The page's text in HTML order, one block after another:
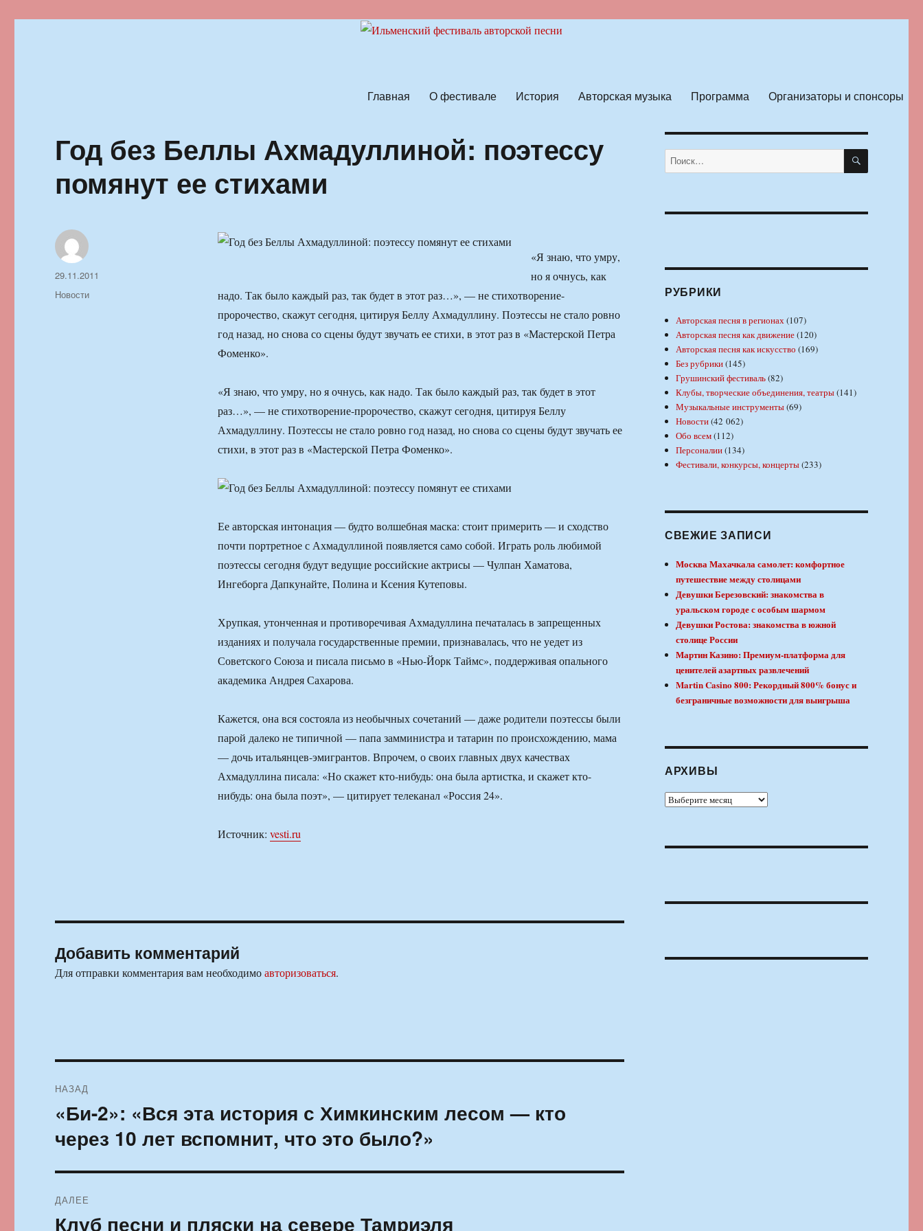
Главная О фестивале История Авторская музыка Программа Организаторы и спонсоры
Год без Беллы Ахмадуллиной: поэтессу
помянут ее стихами
«Я знаю, что умру,
но я очнусь, как
надо. Так было каждый раз, так будет в этот раз…», — не стихотворение-
пророчество, скажут сегодня, цитируя Беллу Ахмадуллину. Поэтессы не стало ровно
год назад, но снова со сцены будут звучать ее стихи, в этот раз в «Мастерской Петра
Фоменко».
«Я знаю, что умру, но я очнусь, как надо. Так было каждый раз, так будет в этот
раз…», — не стихотворение-пророчество, скажут сегодня, цитируя Беллу
Ахмадуллину. Поэтессы не стало ровно год назад, но снова со сцены будут звучать ее
стихи, в этот раз в «Мастерской Петра Фоменко».
Ее авторская интонация — будто волшебная маска: стоит примерить — и сходство
почти портретное с Ахмадуллиной появляется само собой. Играть роль любимой
поэтессы сегодня будут ведущие российские актрисы — Чулпан Хаматова,
Ингеборга Дапкунайте, Полина и Ксения Кутеповы.
Хрупкая, утонченная и противоречивая Ахмадуллина печаталась в запрещенных
изданиях и получала государственные премии, признавалась, что не уедет из
Советского Союза и писала письмо в «Нью-Йорк Таймс», поддерживая опального
академика Андрея Сахарова.
Кажется, она вся состояла из необычных сочетаний — даже родители поэтессы были
парой далеко не типичной — папа замминистра и татарин по происхождению, мама
— дочь итальянцев-эмигрантов. Впрочем, о своих главных двух качествах
Ахмадуллина писала: «Но скажет кто-нибудь: она была артистка, и скажет кто-
нибудь: она была поэт», — цитирует телеканал «Россия 24».
Источник: vesti.ru
Автор
Опубликовано
29.11.2011
Рубрики
Новости
Добавить комментарий
Для отправки комментария вам необходимоавторизоваться.
по
записям
НАЗАД
Предыдущая
«Би-2»: «Вся эта история с Химкинским лесом — кто
через 10 лет вспомнит, что это было?»
ДАЛЕЕ
Следующая
Клуб песни и пляски на севере Тамриэля
Искать: ПОИСК
РУБРИКИ
Авторская песня в регионах(107)
Авторская песня как движение(120)
Авторская песня как искусство (169)
Без рубрики(145)
Грушинский фестиваль(82)
Клубы, творческие объединения, театры(141)
Музыкальные инструменты(69)
Новости(42 062)
Обо всем(112)
Персоналии(134)
Фестивали, конкурсы, концерты(233)
СВЕЖИЕ ЗАПИСИ
Москва Махачкала самолет: комфортное
путешествие между столицами
Девушки Березовский: знакомства в
уральском городе с особым шармом
Девушки Ростова: знакомства в южной
столице России
Мартин Казино: Премиум-платформа для
ценителей азартных развлечений
Martin Casino 800: Рекордный 800% бонус и
безграничные возможности для выигрыша
АРХИВЫ
Архивы